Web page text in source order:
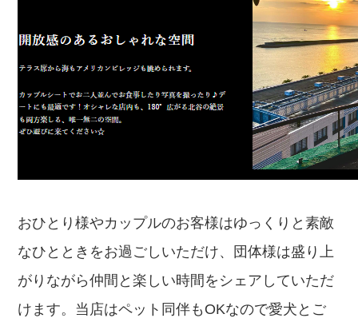
おひとり様やカップルのお客様はゆっくりと素敵
なひとときをお過ごしいただけ、団体様は盛り上
がりながら仲間と楽しい時間をシェアしていただ
けます。当店はペット同伴もOKなので愛犬とご